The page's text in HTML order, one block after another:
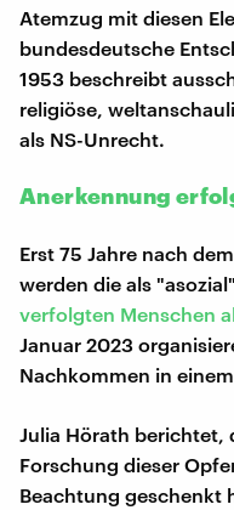
Atemzug mit diesen
bundesdeutsche
1953 beschreibt
religiöse,
als NS-Unrecht.
Anerkennung
Erst 75 Jahre nach
werden die als
verfolgten Menschen
Januar 2023
Nachkommen in einem
Julia Hörath berichtet,
Forschung dieser
Beachtung geschenkt